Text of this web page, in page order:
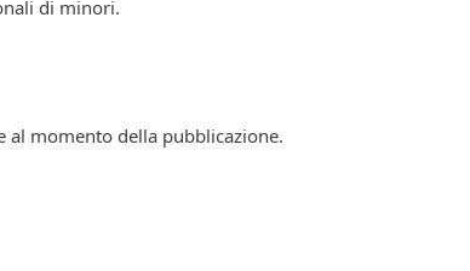
di minori.
al momento della pubblicazione.